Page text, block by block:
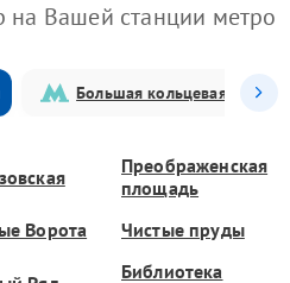
Вашей станции метро
Большая кольцевая
Преображенская
площадь
Ворота Чистые пруды
Библиотека